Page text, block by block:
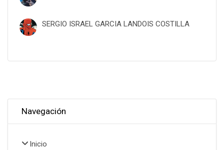
SERGIO ISRAEL GARCIA LANDOIS COSTILLA
Navegación
Inicio